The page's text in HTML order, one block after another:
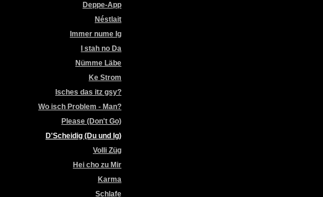
Deppe-App
Néstlait
Immer nume Ig
I stah no Da
Nümme Läbe
Ke Strom
Isches das itz gsy?
Wo isch Problem - Man?
Please (Don't Go)
D'Scheidig (Du und Ig)
Volli Züg
Hei cho zu Mir
Karma
Schlafe